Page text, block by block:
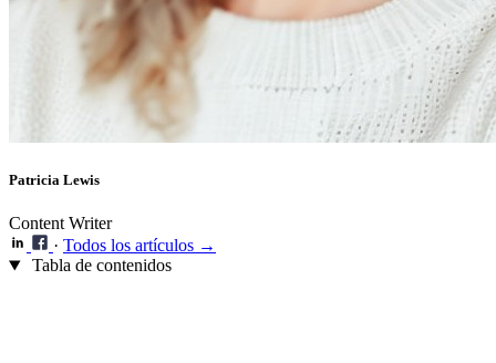
Patricia Lewis
Content Writer
· Todos los artículos →
Tabla de contenidos